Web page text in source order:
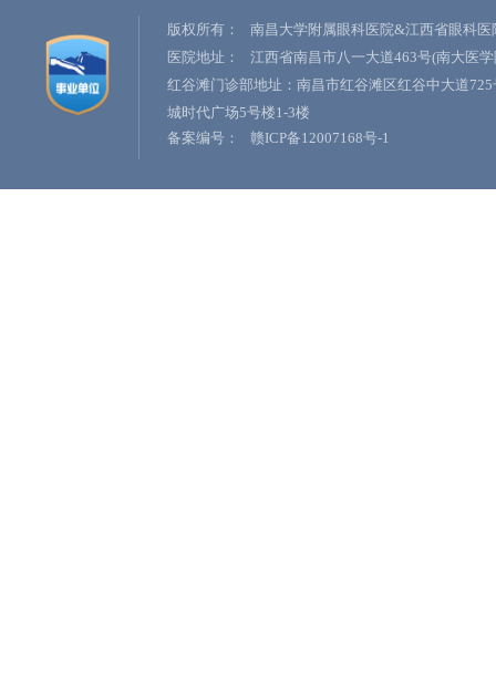
版权所有：
南昌大学附属眼科医院&江西省眼科医
医院地址：
江西省南昌市八一大道463号(南大医
红谷滩门诊部地址：南昌市红谷滩区红谷中大道725
城时代广场5号楼1-3楼
备案编号：
赣ICP备12007168号-1